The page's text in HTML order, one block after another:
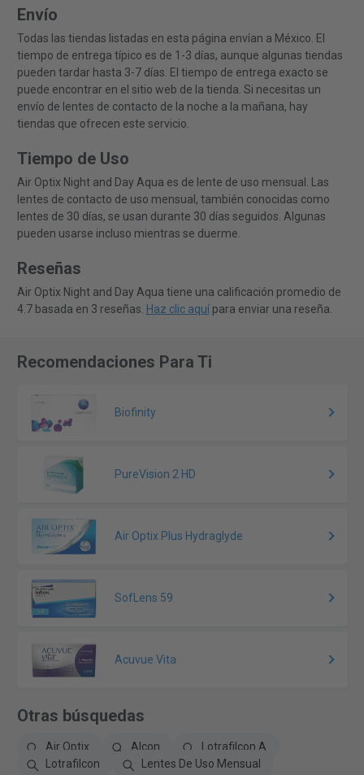
Envío
Todas las tiendas listadas en esta página envían a México. El
tiempo de entrega típico es de 1-3 días, aunque algunas tiendas
pueden tardar hasta 3-7 días. El tiempo de entrega exacto se
puede encontrar en el sitio web de la tienda. Si necesitas un
envío de lentes de contacto de la noche a la mañana, hay
tiendas que ofrecen este servicio.
Tiempo de Uso
Air Optix Night and Day Aqua es de lente de uso mensual. Las
lentes de contacto de uso mensual, también conocidas como
lentes de 30 días, se usan durante 30 días seguidos. Algunas
pueden usarse incluso mientras se duerme.
Reseñas
Air Optix Night and Day Aqua tiene una calificación promedio de
4.7 basada en 3 reseñas. Haz clic aquípara enviar una reseña.
Recomendaciones Para Ti
Biofinity
PureVision 2 HD
Air Optix Plus Hydraglyde
SofLens 59
Acuvue Vita
Otras búsquedas
Air Optix Alcon
Lotrafilcon A
Lotrafilcon
Lentes De Uso Mensual